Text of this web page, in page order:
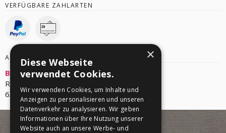
VERFÜGBARE ZAHLARTEN
ANBIETER/VERANSTALTER
Berninger Musik & Gastronomie GmbH
Roßmarkt 19
63739 Aschaffenburg
×
Diese Webseite
verwendet Cookies.
Wir verwenden Cookies, um Inhalte und
Anzeigen zu personalisieren und unseren
Datenverkehr zu analysieren. Wir geben
Informationen über Ihre Nutzung unserer
Website auch an unsere Werbe- und